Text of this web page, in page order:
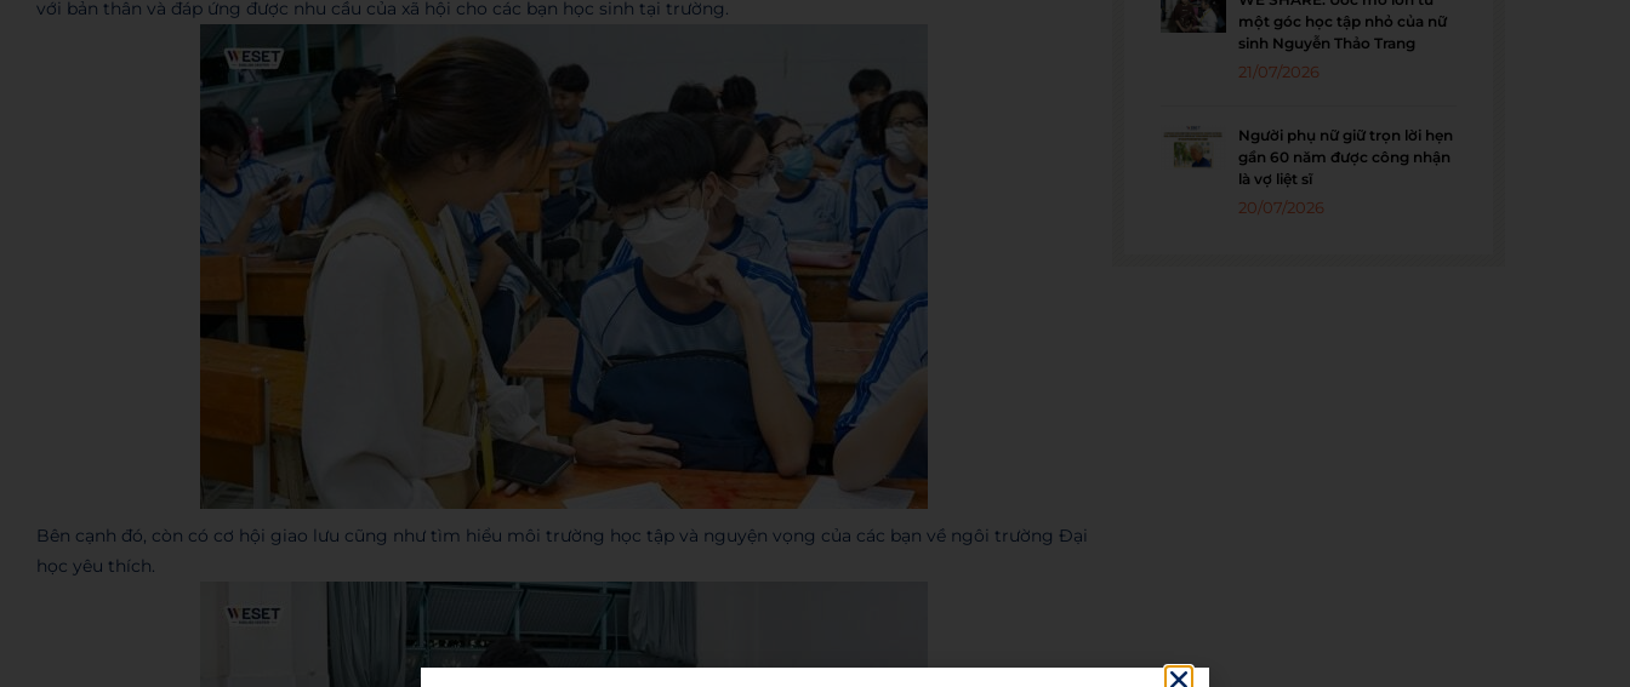
với bản thân và đáp ứng được nhu cầu của xã hội cho các bạn học sinh tại trường.
Bên cạnh đó, còn có cơ hội giao lưu cũng như tìm hiểu môi trường học tập và nguyện vọng của các bạn về ngôi trường Đại
học yêu thích.
một góc học tập nhỏ của nữ
sinh Nguyễn Thảo Trang
21/07/2026
Người phụ nữ giữ trọn lời hẹn
gần 60 năm được công nhận
là vợ liệt sĩ
20/07/2026